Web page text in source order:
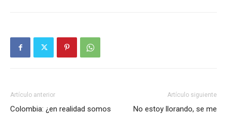
Artículo anterior
Colombia: ¿en realidad somos
Artículo siguiente
No estoy llorando, se me